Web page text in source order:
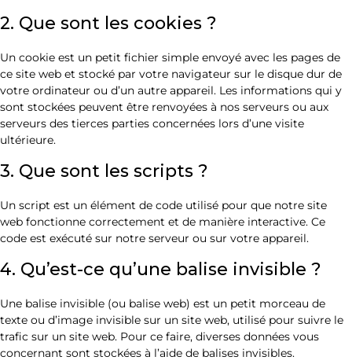
2. Que sont les cookies ?
Un cookie est un petit fichier simple envoyé avec les pages de
ce site web et stocké par votre navigateur sur le disque dur de
votre ordinateur ou d’un autre appareil. Les informations qui y
sont stockées peuvent être renvoyées à nos serveurs ou aux
serveurs des tierces parties concernées lors d’une visite
ultérieure.
3. Que sont les scripts ?
Un script est un élément de code utilisé pour que notre site
web fonctionne correctement et de manière interactive. Ce
code est exécuté sur notre serveur ou sur votre appareil.
4. Qu’est-ce qu’une balise invisible ?
Une balise invisible (ou balise web) est un petit morceau de
texte ou d’image invisible sur un site web, utilisé pour suivre le
trafic sur un site web. Pour ce faire, diverses données vous
concernant sont stockées à l’aide de balises invisibles.